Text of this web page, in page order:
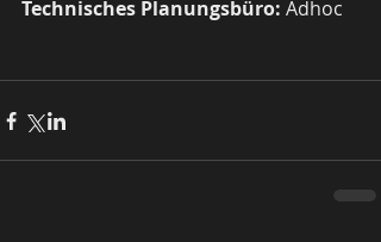
Technisches Planungsbüro: Adhoc